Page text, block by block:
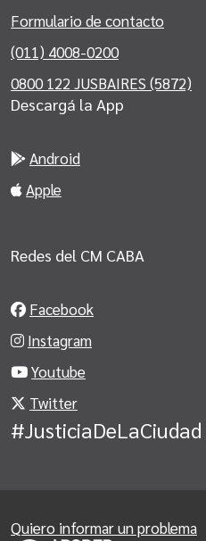
Formulario de contacto
(011) 4008-0200
0800 122 JUSBAIRES (5872)
Descargá la App
Android
Apple
Redes del CM CABA
Facebook
Instagram
Youtube
Twitter
#JusticiaDeLaCiudad
Quiero informar un problema